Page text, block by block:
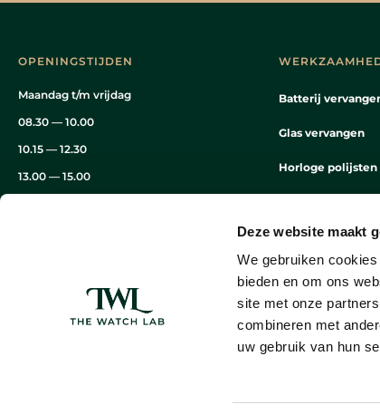
Deze website maakt
We gebruiken
bieden en om ons
site met onze
combineren met
uw gebruik van hun
OPENINGSTIJDEN
Maandag t/m vrijdag
08.30 — 10.00
10.15 — 12.30
13.00 — 15.00
Batterij
Glas vervangen
Horloge polijsten
Band repareren